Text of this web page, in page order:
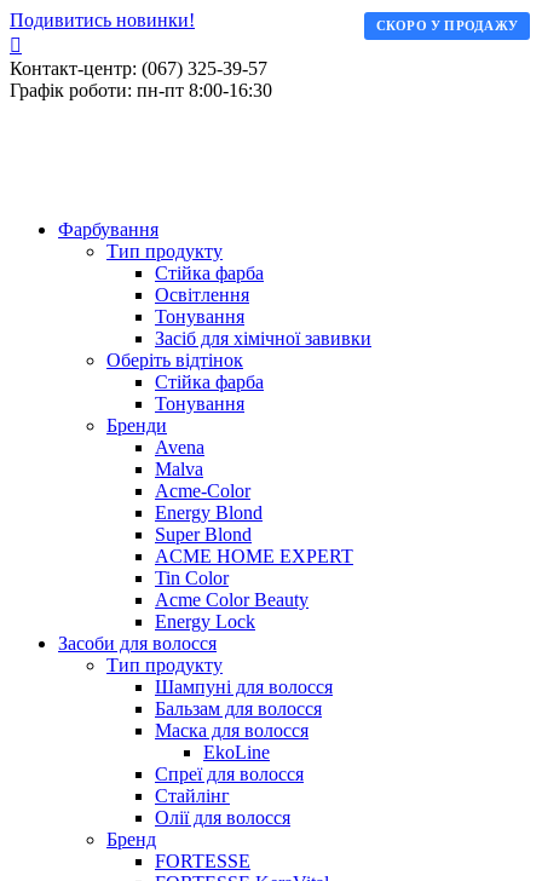
Подивитись новинки!
Контакт-центр: (067) 325-39-57
Графік роботи: пн-пт 8:00-16:30
Фарбування
Тип продукту
Стійка фарба
Освітлення
Тонування
Засіб для хімічної завивки
Оберіть відтінок
Стійка фарба
Тонування
Бренди
Avena
Malva
Acme-Color
Energy Blond
Super Blond
ACME HOME EXPERT
Tin Color
Acme Color Beauty
Energy Lock
Засоби для волосся
Тип продукту
Шампуні для волосся
Бальзам для волосся
Маска для волосся
EkoLine
Спреї для волосся
Стайлінг
Олії для волосся
Бренд
FORTESSE
СКОРО У ПРОДАЖУ